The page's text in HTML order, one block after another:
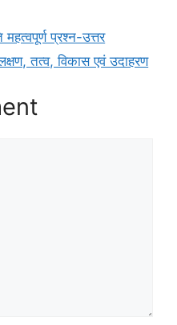
प्रश्न-उत्तर
तत्व, विकास एवं उदाहरण